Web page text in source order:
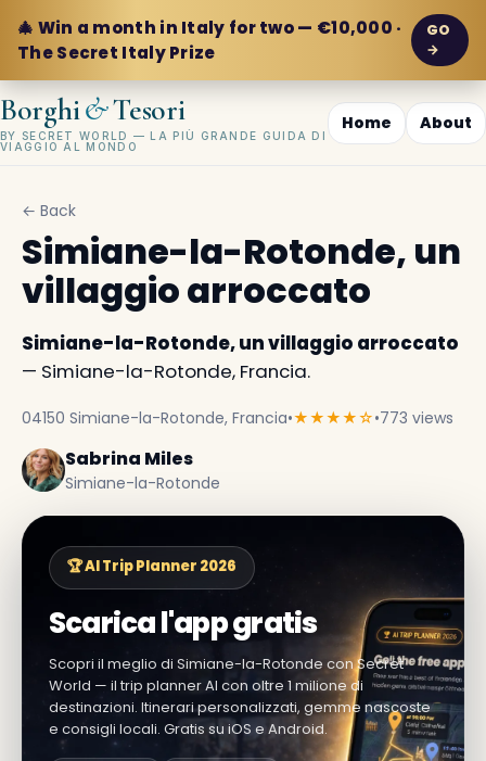
🎄 Win a month in Italy for two — €10,000 ·
The Secret Italy Prize
GO
→
Borghi&Tesori
BY SECRET WORLD — LA PIÙ GRANDE GUIDA DI
VIAGGIO AL MONDO
Home About
← Back
Simiane-la-Rotonde, un
villaggio arroccato
Simiane-la-Rotonde, un villaggio arroccato
— Simiane-la-Rotonde, Francia.
04150 Simiane-la-Rotonde, Francia•★★★★☆•773 views
Sabrina Miles
Simiane-la-Rotonde
🏆 AI Trip Planner 2026
Scarica l'app gratis
Scopri il meglio di Simiane-la-Rotonde con Secret
World — il trip planner AI con oltre 1 milione di
destinazioni. Itinerari personalizzati, gemme nascoste
e consigli locali. Gratis su iOS e Android.